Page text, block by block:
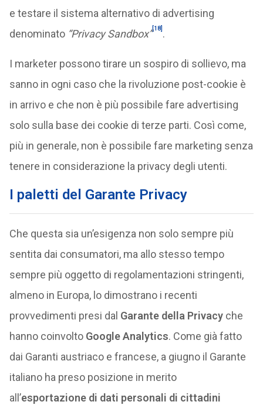
e testare il sistema alternativo di advertising
denominato “Privacy Sandbox”[18] .
I marketer possono tirare un sospiro di sollievo, ma
sanno in ogni caso che la rivoluzione post-cookie è
in arrivo e che non è più possibile fare advertising
solo sulla base dei cookie di terze parti. Così come,
più in generale, non è possibile fare marketing senza
tenere in considerazione la privacy degli utenti.
I paletti del Garante Privacy
Che questa sia un’esigenza non solo sempre più
sentita dai consumatori, ma allo stesso tempo
sempre più oggetto di regolamentazioni stringenti,
almeno in Europa, lo dimostrano i recenti
provvedimenti presi dal Garante della Privacyche
hanno coinvolto Google Analytics. Come già fatto
dai Garanti austriaco e francese, a giugno il Garante
italiano ha preso posizione in merito
all’esportazione di dati personali di cittadini